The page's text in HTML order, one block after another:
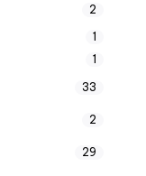
2
1
1
33
2
29